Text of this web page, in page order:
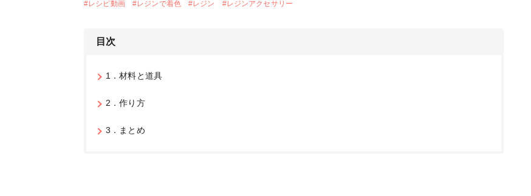
#レシピ動画 #レジンで着色 #レジン #レジンアクセサリー
目次
1．材料と道具
2．作り方
3．まとめ